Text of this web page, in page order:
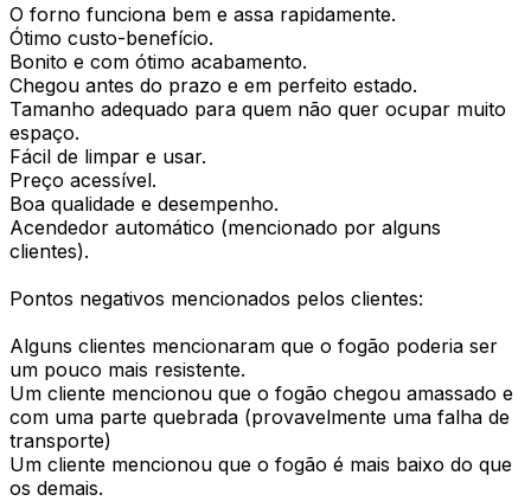
O forno funciona bem e assa rapidamente.
Ótimo custo-benefício.
Bonito e com ótimo acabamento.
Chegou antes do prazo e em perfeito estado.
Tamanho adequado para quem não quer ocupar muito
espaço.
Fácil de limpar e usar.
Preço acessível.
Boa qualidade e desempenho.
Acendedor automático (mencionado por alguns
clientes).
Pontos negativos mencionados pelos clientes:
Alguns clientes mencionaram que o fogão poderia ser
um pouco mais resistente.
Um cliente mencionou que o fogão chegou amassado e
com uma parte quebrada (provavelmente uma falha de
transporte)
Um cliente mencionou que o fogão é mais baixo do que
os demais.